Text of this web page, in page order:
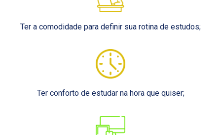
Ter a comodidade para definir sua rotina de estudos;
Ter conforto de estudar na hora que quiser;